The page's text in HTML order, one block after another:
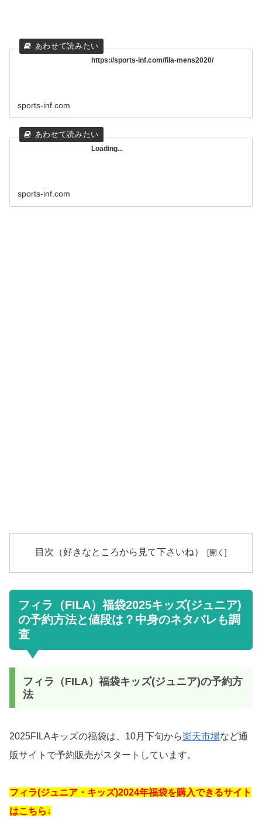
https://sports-inf.com/fila-mens2020/
sports-inf.com
Loading...
sports-inf.com
目次（好きなところから見て下さいね）
フィラ（FILA）福袋2025キッズ(ジュニア)
の予約方法と値段は？中身のネタバレも調
査
フィラ（FILA）福袋キッズ(ジュニア)の予約方
法
2025FILAキッズの福袋は、10月下旬から楽天市場など通
販サイトで予約販売がスタートしています。
フィラ(ジュニア・キッズ)2024年福袋を購入できるサイト
はこちら↓